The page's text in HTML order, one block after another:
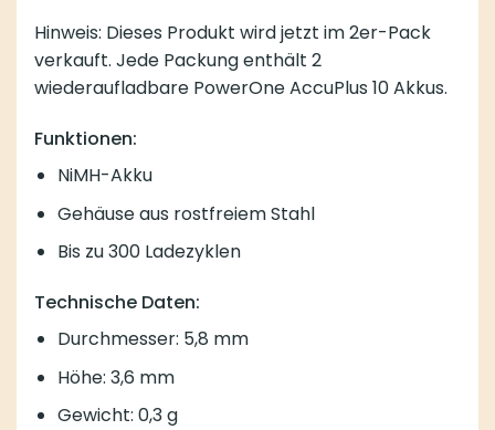
Hinweis: Dieses Produkt wird jetzt im 2er-Pack
verkauft. Jede Packung enthält 2
wiederaufladbare PowerOne AccuPlus 10 Akkus.
Funktionen:
NiMH-Akku
Gehäuse aus rostfreiem Stahl
Bis zu 300 Ladezyklen
Technische Daten:
Durchmesser: 5,8 mm
Höhe: 3,6 mm
Gewicht: 0,3 g